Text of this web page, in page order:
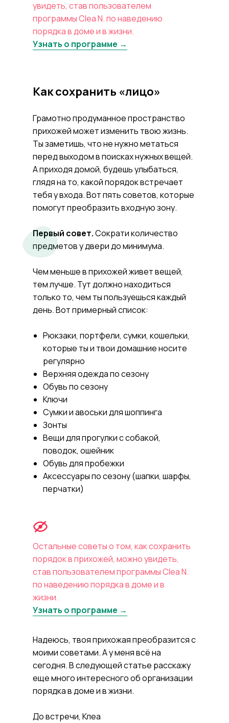
увидеть, став пользователем
программы Clea N. по наведению
порядка в доме и в жизни.
Узнать о программе →
Грамотно продуманное пространство
прихожей может изменить твою жизнь.
Ты заметишь, что не нужно метаться
перед выходом в поисках нужных вещей.
А приходя домой, будешь улыбаться,
глядя на то, какой порядок встречает
тебя у входа. Вот пять советов, которые
помогут преобразить входную зону.
Первый совет.Сократи количество
предметов у двери до минимума.
Чем меньше в прихожей живет вещей,
тем лучше. Тут должно находиться
только то, чем ты пользуешься каждый
день. Вот примерный список:
Рюкзаки, портфели, сумки, кошельки,
которые ты и твои домашние носите
регулярно
Верхняя одежда по сезону
Обувь по сезону
Ключи
Сумки и авоськи для шоппинга
Зонты
Вещи для прогулки с собакой,
поводок, ошейник
Обувь для пробежки
Аксессуары по сезону (шапки, шарфы,
перчатки)
Как сохранить «лицо»
Остальные советы о том, как сохранить
порядок в прихожей, можно увидеть,
став пользователем программы Clea N.
по наведению порядка в доме и в
жизни.
Узнать о программе →
Надеюсь, твоя прихожая преобразится с
моими советами. А у меня всё на
сегодня. В следующей статье расскажу
еще много интересного об организации
порядка в доме и в жизни.
До встречи, Клеа
Я Клеа, твой персональный
коуч по наведению
порядка. Рада